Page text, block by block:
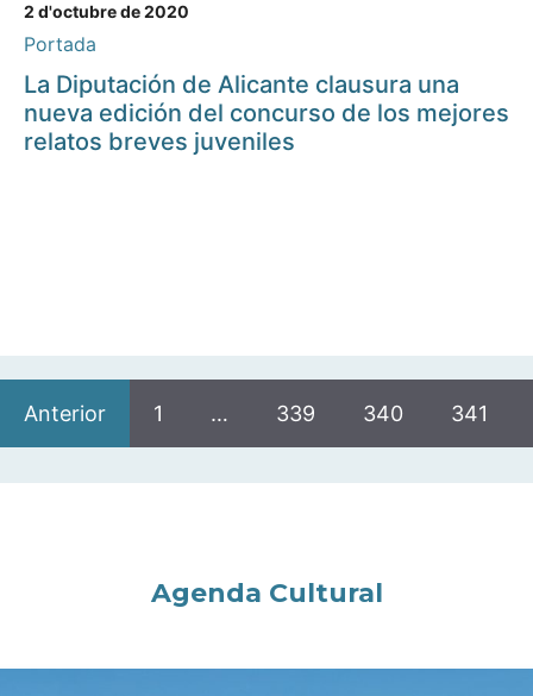
2 d'octubre de 2020
Portada
La Diputación de Alicante clausura una
nueva edición del concurso de los mejores
relatos breves juveniles
Anterior 1 … 339 340 341
Agenda Cultural